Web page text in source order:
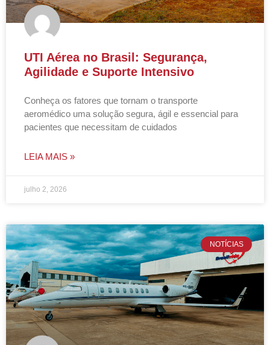
UTI Aérea no Brasil: Segurança,
Agilidade e Suporte Intensivo
Conheça os fatores que tornam o transporte
aeromédico uma solução segura, ágil e essencial para
pacientes que necessitam de cuidados
LEIA MAIS »
julho 2, 2026
NOTÍCIAS